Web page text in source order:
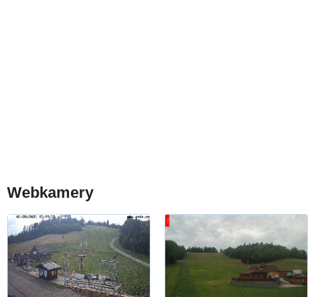
Webkamery